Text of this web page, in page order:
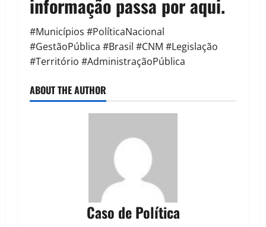
informação passa por aqui.
#Municípios #PolíticaNacional
#GestãoPública #Brasil #CNM #Legislação
#Território #AdministraçãoPública
ABOUT THE AUTHOR
Caso de Política